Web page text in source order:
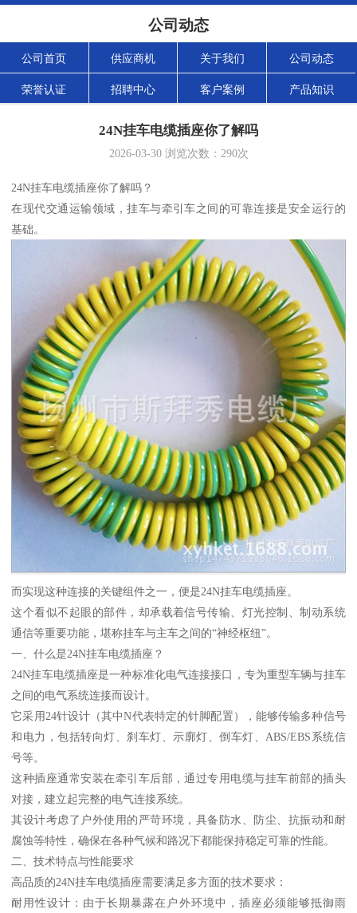
公司动态
公司首页 供应商机 关于我们 公司动态
荣誉认证 招聘中心 客户案例 产品知识
24N挂车电缆插座你了解吗
2026-03-30浏览次数： 290次
24N挂车电缆插座你了解吗？
在现代交通运输领域，挂车与牵引车之间的可靠连接是安全运行的
基础。
而实现这种连接的关键组件之一，便是24N挂车电缆插座。
这个看似不起眼的部件，却承载着信号传输、灯光控制、制动系统
通信等重要功能，堪称挂车与主车之间的“神经枢纽”。
一、什么是24N挂车电缆插座？
24N挂车电缆插座是一种标准化电气连接接口，专为重型车辆与挂车
之间的电气系统连接而设计。
它采用24针设计（其中N代表特定的针脚配置），能够传输多种信号
和电力，包括转向灯、刹车灯、示廓灯、倒车灯、ABS/EBS系统信
号等。
这种插座通常安装在牵引车后部，通过专用电缆与挂车前部的插头
对接，建立起完整的电气连接系统。
其设计考虑了户外使用的严苛环境，具备防水、防尘、抗振动和耐
腐蚀等特性，确保在各种气候和路况下都能保持稳定可靠的性能。
二、技术特点与性能要求
高品质的24N挂车电缆插座需要满足多方面的技术要求：
耐用性设计：由于长期暴露在户外环境中，插座必须能够抵御雨